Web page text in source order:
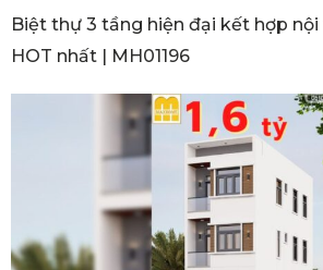
Biệt thự 3 tầng hiện đại kết hợp
HOT nhất | MH01196